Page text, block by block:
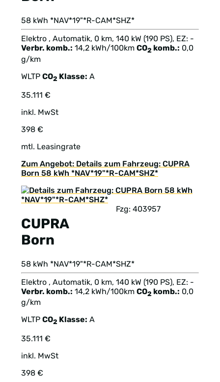
58 kWh *NAV*19"*R-CAM*SHZ*
Elektro , Automatik, 0 km, 140 kW (190 PS), EZ: -
Verbr. komb.: 14,2 kWh/100km CO2 komb.: 0,0
g/km
WLTP CO2 Klasse: A
35.111 €
inkl. MwSt
398 €
mtl. Leasingrate
Zum Angebot: Details zum Fahrzeug: CUPRA
Born 58 kWh *NAV*19"*R-CAM*SHZ*
CUPRA
Born
Fzg: 403957
58 kWh *NAV*19"*R-CAM*SHZ*
Elektro , Automatik, 0 km, 140 kW (190 PS), EZ: -
Verbr. komb.: 14,2 kWh/100km CO2 komb.: 0,0
g/km
WLTP CO2 Klasse: A
35.111 €
inkl. MwSt
398 €